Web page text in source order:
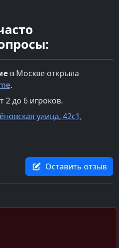
в Москве открыла
.
2 до 6 игроков.
улица, 42с1,
Оставить отзыв